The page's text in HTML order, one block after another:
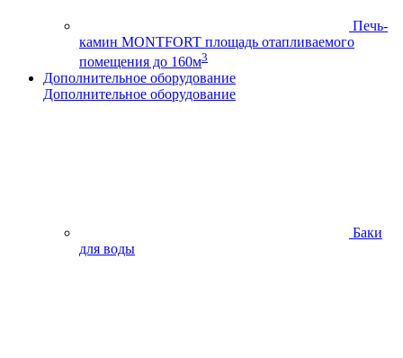
Печь-
камин MONTFORT площадь отапливаемого
помещения до 160м3
Дополнительное оборудование
Дополнительное оборудование
Баки
для воды